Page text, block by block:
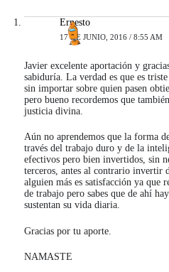
Ernesto
17 DE JUNIO, 2016 / 8:55 AM
Javier excelente aportación y
sabiduría. La verdad es que es
sin importar sobre quien pasen
pero bueno recordemos que
justicia divina.
Aún no aprendemos que la forma
través del trabajo duro y de la
efectivos pero bien invertidos, sin
terceros, antes al contrario invertir
alguien más es satisfacción ya que
de trabajo pero sabes que de ahí
sustentan su vida diaria.
Gracias por tu aporte.
NAMASTE